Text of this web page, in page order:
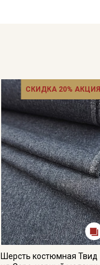
СКИДКА 20% АКЦИЯ
Шерсть костюмная Твид